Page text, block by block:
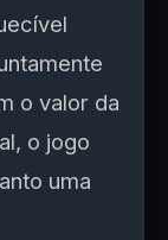
o valor da
o jogo
uma